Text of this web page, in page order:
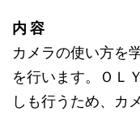
内 容
カメラの使い方を
を行います。ＯＬ
しも行うため、カ